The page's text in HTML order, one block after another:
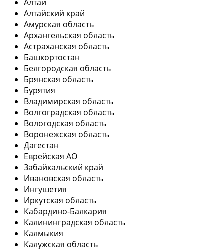
Алтай
Алтайский край
Амурская область
Архангельская область
Астраханская область
Башкортостан
Белгородская область
Брянская область
Бурятия
Владимирская область
Волгоградская область
Вологодская область
Воронежская область
Дагестан
Еврейская АО
Забайкальский край
Ивановская область
Ингушетия
Иркутская область
Кабардино-Балкария
Калининградская область
Калмыкия
Калужская область